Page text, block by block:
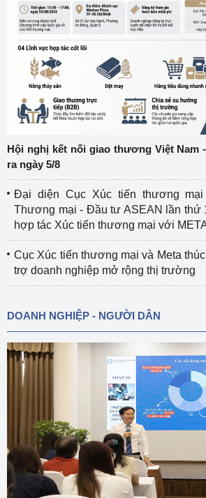
Hội nghị kết nối giao thương Việt Nam
ra ngày 5/8
Đại diện Cục Xúc tiến thương
Thương mại - Đầu tư ASEAN lần thứ
hợp tác Xúc tiến thương mại với
Cục Xúc tiến thương mại và Meta
trợ doanh nghiệp mở rộng thị trường
DOANH NGHIỆP - NGƯỜI DÂN